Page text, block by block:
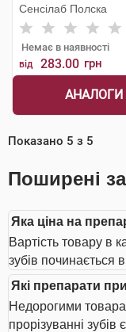
Сенсілаб Полска
Немає в наявності
від 283.00 грн
АНАЛОГИ
Показано 5 з 5
Поширені
Яка ціна на
Вартість товару в
зубів починається
Які препарати
Недорогими
прорізуванні зубів